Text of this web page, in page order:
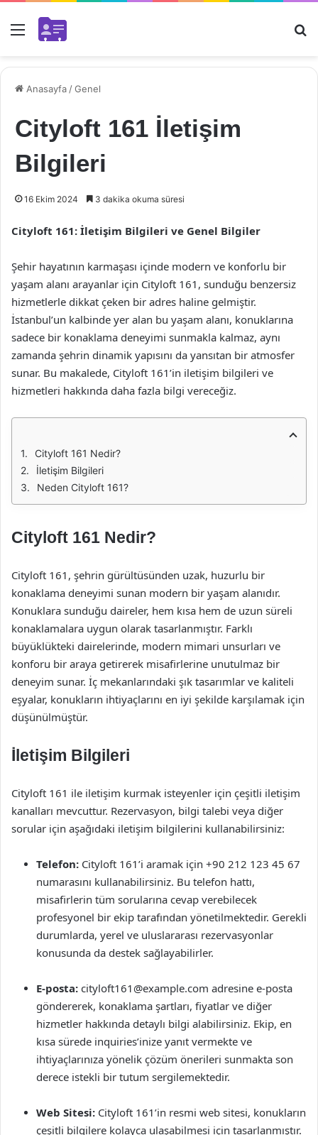
Menü
Anasayfa /Genel
Cityloft 161 İletişim
Bilgileri
16 Ekim 2024 3 dakika okuma süresi
Cityloft 161: İletişim Bilgileri ve Genel Bilgiler
Şehir hayatının karmaşası içinde modern ve konforlu bir
yaşam alanı arayanlar için Cityloft 161, sunduğu benzersiz
hizmetlerle dikkat çeken bir adres haline gelmiştir.
İstanbul’un kalbinde yer alan bu yaşam alanı, konuklarına
sadece bir konaklama deneyimi sunmakla kalmaz, aynı
zamanda şehrin dinamik yapısını da yansıtan bir atmosfer
sunar. Bu makalede, Cityloft 161’in iletişim bilgileri ve
hizmetleri hakkında daha fazla bilgi vereceğiz.
Cityloft 161 Nedir?
İletişim Bilgileri
Neden Cityloft 161?
Cityloft 161 Nedir?
Cityloft 161, şehrin gürültüsünden uzak, huzurlu bir
konaklama deneyimi sunan modern bir yaşam alanıdır.
Konuklara sunduğu daireler, hem kısa hem de uzun süreli
konaklamalara uygun olarak tasarlanmıştır. Farklı
büyüklükteki dairelerinde, modern mimari unsurları ve
konforu bir araya getirerek misafirlerine unutulmaz bir
deneyim sunar. İç mekanlarındaki şık tasarımlar ve kaliteli
eşyalar, konukların ihtiyaçlarını en iyi şekilde karşılamak için
düşünülmüştür.
İletişim Bilgileri
Cityloft 161 ile iletişim kurmak isteyenler için çeşitli iletişim
kanalları mevcuttur. Rezervasyon, bilgi talebi veya diğer
sorular için aşağıdaki iletişim bilgilerini kullanabilirsiniz:
Telefon: Cityloft 161’i aramak için +90 212 123 45 67
numarasını kullanabilirsiniz. Bu telefon hattı,
misafirlerin tüm sorularına cevap verebilecek
profesyonel bir ekip tarafından yönetilmektedir. Gerekli
durumlarda, yerel ve uluslararası rezervasyonlar
konusunda da destek sağlayabilirler.
E-posta: cityloft161@example.com adresine e-posta
göndererek, konaklama şartları, fiyatlar ve diğer
hizmetler hakkında detaylı bilgi alabilirsiniz. Ekip, en
kısa sürede inquiries’inize yanıt vermekte ve
ihtiyaçlarınıza yönelik çözüm önerileri sunmakta son
derece istekli bir tutum sergilemektedir.
Web Sitesi: Cityloft 161’in resmi web sitesi, konukların
çeşitli bilgilere kolayca ulaşabilmesi için tasarlanmıştır.